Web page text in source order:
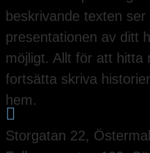
beskrivande texten ser
presentationen av ditt
möjligt. Allt för att hitta
fortsätta skriva
hem.

Storgatan 22,